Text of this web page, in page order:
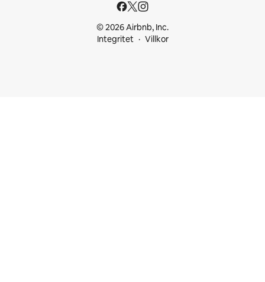
© 2026 Airbnb, Inc.
Integritet
Villkor